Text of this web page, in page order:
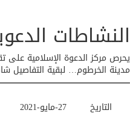
النشاطات
يحرص مركز الدعوة الإسلامية على
مدينة الخرطوم… لبقية التفاصيل
27-مايو-2021
التاريخ